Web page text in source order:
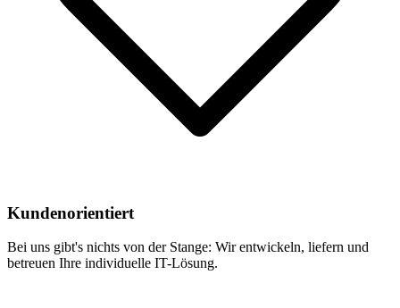
Kundenorientiert
Bei uns gibt's nichts von der Stange: Wir entwickeln, liefern und
betreuen Ihre individuelle IT-Lösung.